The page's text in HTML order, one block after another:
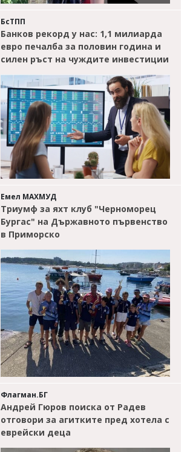
БсТПП
Банков рекорд у нас: 1,1 милиарда
евро печалба за половин година и
силен ръст на чуждите инвестиции
Емел МАХМУД
Триумф за яхт клуб "Черноморец
Бургас" на Държавното първенство
в Приморско
Флагман.БГ
Андрей Гюров поиска от Радев
отговори за агитките пред хотела с
еврейски деца